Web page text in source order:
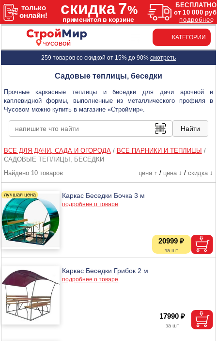
ЧУСОВОЙ
КАТЕГОРИИ
259 товаров со скидкой от 15% до 90% смотреть
Садовые теплицы, беседки
Прочные каркасные теплицы и беседки для дачи арочной и
каплевидной формы, выполненные из металлического профиля в
Чусовом можно купить в магазине «Строймир».
ВСЕ ДЛЯ ДАЧИ, САДА И ОГОРОДА/ ВСЕ ПАРНИКИ И ТЕПЛИЦЫ /
САДОВЫЕ ТЕПЛИЦЫ, БЕСЕДКИ
Найдено 10 товаров
цена ↑ / цена ↓ / скидка ↓
Каркас Беседки Бочка 3 м
подробнее о товаре
20999 ₽
Каркас Беседки Грибок 2 м
подробнее о товаре
17990 ₽